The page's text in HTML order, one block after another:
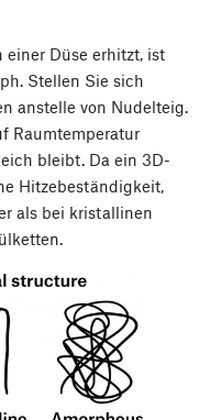
Düse erhitzt, ist
Stellen Sie sich
anstelle von Nudelteig.
Raumtemperatur
bleibt. Da ein 3D-
Hitzebeständigkeit,
als bei kristallinen